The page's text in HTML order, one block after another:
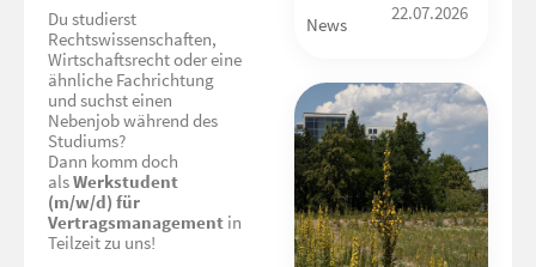
Du studierst
Rechtswissenschaften,
Wirtschaftsrecht oder eine
ähnliche Fachrichtung
und suchst einen
Nebenjob während des
Studiums?
Dann komm doch
alsWerkstudent
(m/w/d) für
Vertragsmanagement in
Teilzeit zu uns!
News
22.07.2026